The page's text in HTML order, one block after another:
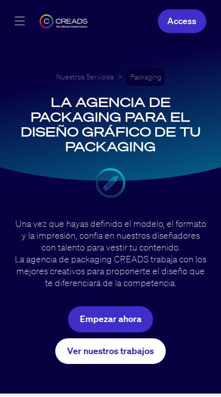
Nuestras ofertas
ES
Access
Nuestros Servicios > Packaging
LA AGENCIA DE
PACKAGING PARA EL
DISEÑO GRÁFICO DE TU
PACKAGING
Una vez que hayas definido el modelo, el formato
y la impresión, confía en nuestros diseñadores
con talento para vestir tu contenido.
La agencia de packaging CREADS trabaja con los
mejores creativos para proponerte el diseño que
te diferenciará de la competencia.
Empezar ahora
Ver nuestros trabajos